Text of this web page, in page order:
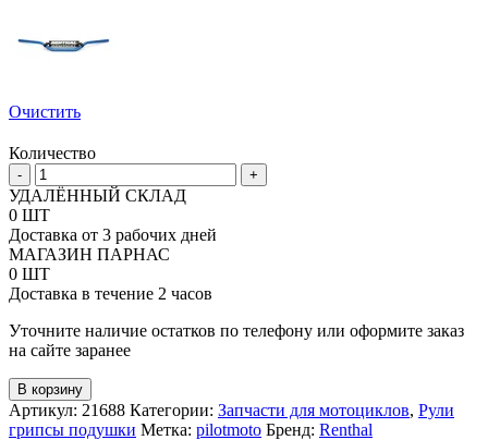
Очистить
Количество
-
Количество
товара
Руль
Renthal
7-
8
Road
+
УДАЛЁННЫЙ СКЛАД
0 ШТ
Доставка от 3 рабочих дней
МАГАЗИН ПАРНАС
0 ШТ
Доставка в течение 2 часов
Уточните наличие остатков по телефону или оформите заказ
на сайте заранее
В корзину
Артикул: 21688 Категории: Запчасти для мотоциклов, Рули
грипсы подушки Метка: pilotmoto Бренд: Renthal